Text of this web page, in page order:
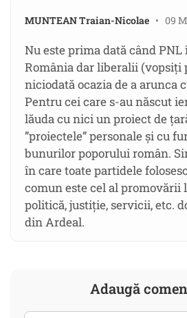
MUNTEAN Traian-Nicolae • 09
Nu este prima dată când PNL
România dar liberalii (vopsiți
niciodată ocazia de a arunca
Pentru cei care s-au născut
lăuda cu nici un proiect de
”proiectele” personale și cu
bunurilor poporului român.
în care toate partidele
comun este cel al
politică, justiție, servicii, etc.
din Ardeal.
Adaugă